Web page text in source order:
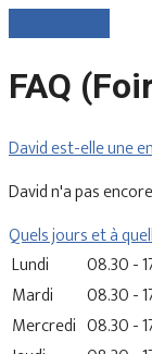
FAQ
David est-elle une
David n'a pas
Quels jours et à
Lundi
08.30 -
Mardi
08.30 -
Mercredi 08.30 -